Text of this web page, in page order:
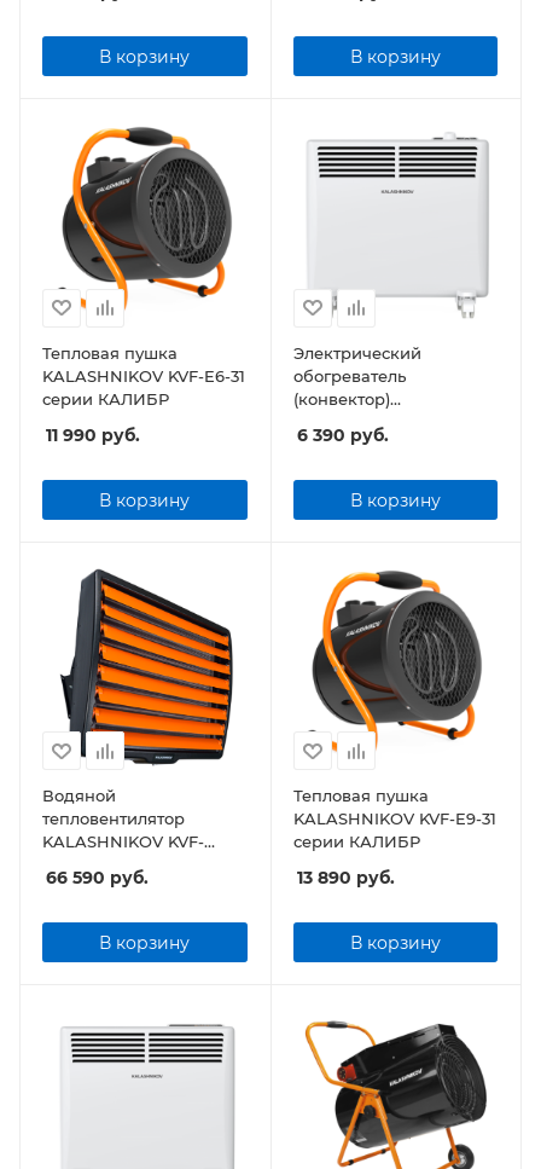
В корзину В корзину
Тепловая пушка
KALASHNIKOV KVF-E6-31
серии КАЛИБР
11 990 руб.
В корзину
Электрический
обогреватель
(конвектор)
E20M-11 (механическое
6 390 руб.
В корзину
Водяной
тепловентилятор
KALASHNIKOV KVF-
66 590 руб.
В корзину
Тепловая пушка
KALASHNIKOV KVF-E9-31
серии КАЛИБР
13 890 руб.
В корзину